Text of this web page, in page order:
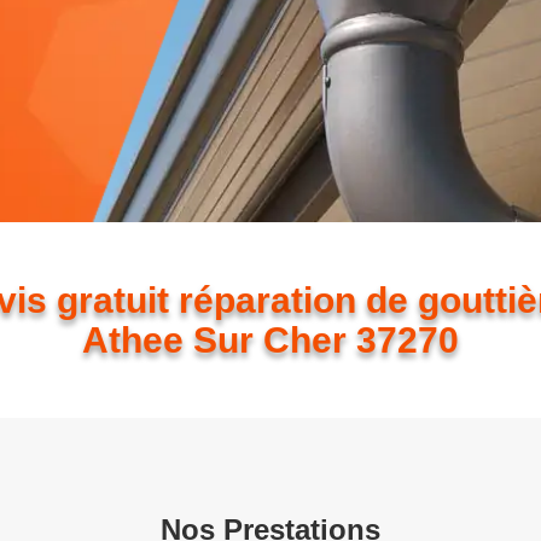
gratuit réparation de
Athee Sur Cher 37270
Nos Prestations